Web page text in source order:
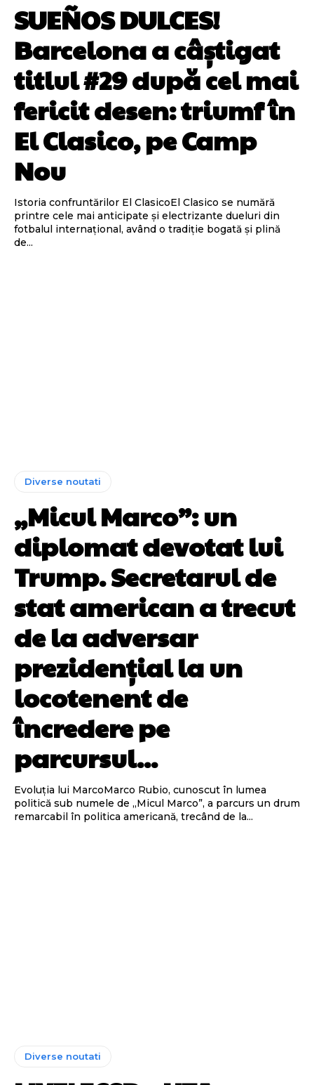
SUEÑOS DULCES!
Barcelona a câștigat
titlul #29 după cel mai
fericit desen: triumf în
El Clasico, pe Camp
Nou
Istoria confruntărilor El ClasicoEl Clasico se numără
printre cele mai anticipate și electrizante dueluri din
fotbalul internațional, având o tradiție bogată și plină
de...
Diverse noutati
„Micul Marco”: un
diplomat devotat lui
Trump. Secretarul de
stat american a trecut
de la adversar
prezidențial la un
locotenent de
încredere pe
parcursul...
Evoluția lui MarcoMarco Rubio, cunoscut în lumea
politică sub numele de „Micul Marco”, a parcurs un drum
remarcabil în politica americană, trecând de la...
Diverse noutati